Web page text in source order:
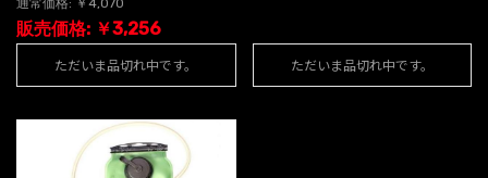
通常価格: ￥4,070
販売価格: ￥3,256
ただいま品切れ中です。 ただいま品切れ中です。